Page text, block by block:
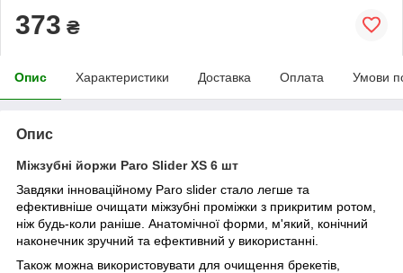
373 ₴
Опис Характеристики Доставка Оплата Умови
Опис
Міжзубні йоржи Paro Slider XS 6 шт
Завдяки інноваційному Paro slider стало легше та
ефективніше очищати міжзубні проміжки з прикритим ротом,
ніж будь-коли раніше. Анатомічної форми, м'який, конічний
наконечник зручний та ефективний у використанні.
Також можна використовувати для очищення брекетів,